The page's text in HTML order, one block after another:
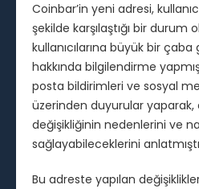
Coinbar’in yeni adresi,
şekilde karşılaştığı bir
kullanıcılarına büyük bir
hakkında bilgilendirme
posta bildirimleri ve sosyal
üzerinden duyurular yaparak,
değişikliğinin nedenlerini ve
sağlayabileceklerini
Bu adreste yapılan